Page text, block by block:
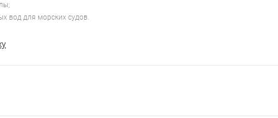
вод для морских судов.